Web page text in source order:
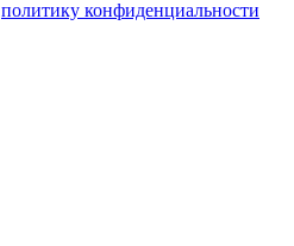
политику конфиденциальности